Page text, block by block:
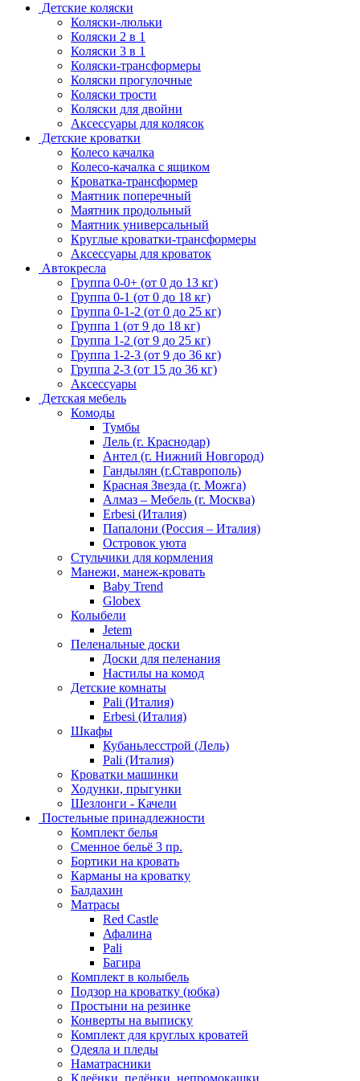
Детские коляски
Коляски-люльки
Коляски 2 в 1
Коляски 3 в 1
Коляски-трансформеры
Коляски прогулочные
Коляски трости
Коляски для двойни
Аксессуары для колясок
Детские кроватки
Колесо качалка
Колесо-качалка с ящиком
Кроватка-трансформер
Маятник поперечный
Маятник продольный
Маятник универсальный
Круглые кроватки-трансформеры
Аксессуары для кроваток
Автокресла
Группа 0-0+ (от 0 до 13 кг)
Группа 0-1 (от 0 до 18 кг)
Группа 0-1-2 (от 0 до 25 кг)
Группа 1 (от 9 до 18 кг)
Группа 1-2 (от 9 до 25 кг)
Группа 1-2-3 (от 9 до 36 кг)
Группа 2-3 (от 15 до 36 кг)
Аксессуары
Детская мебель
Комоды
Тумбы
Лель (г. Краснодар)
Антел (г. Нижний Новгород)
Гандылян (г.Ставрополь)
Красная Звезда (г. Можга)
Алмаз – Мебель (г. Москва)
Erbesi (Италия)
Папалони (Россия – Италия)
Островок уюта
Стульчики для кормления
Манежи, манеж-кровать
Baby Trend
Globex
Колыбели
Jetem
Пеленальные доски
Доски для пеленания
Настилы на комод
Детские комнаты
Pali (Италия)
Erbesi (Италия)
Шкафы
Кубаньлесстрой (Лель)
Pali (Италия)
Кроватки машинки
Ходунки, прыгунки
Шезлонги - Качели
Постельные принадлежности
Комплект белья
Сменное бельё 3 пр.
Бортики на кровать
Карманы на кроватку
Балдахин
Матрасы
Red Castle
Афалина
Pali
Багира
Комплект в колыбель
Подзор на кроватку (юбка)
Простыни на резинке
Конверты на выписку
Комплект для круглых кроватей
Одеяла и пледы
Наматрасники
Клеёнки, пелёнки, непромокашки.